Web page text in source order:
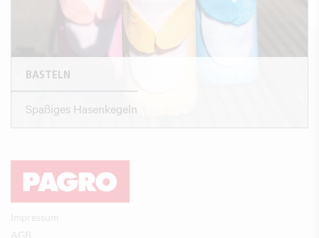
BASTELN
Spaßiges Hasenkegeln
Impressum
AGB